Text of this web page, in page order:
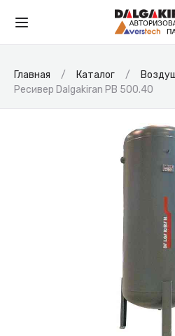
Главная Каталог
Ресивер Dalgakiran РВ 500.40